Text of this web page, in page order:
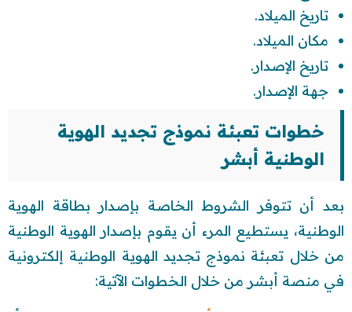
تاريخ الميلاد.
مكان الميلاد.
تاريخ الإصدار.
جهة الإصدار.
خطوات تعبئة نموذج تجديد الهوية
الوطنية أبشر
بعد أن تتوفر الشروط الخاصة بإصدار بطاقة الهوية
الوطنية، يستطيع المرء أن يقوم بإصدار الهوية الوطنية
من خلال تعبئة نموذج تجديد الهوية الوطنية إلكترونية
في منصة أبشر من خلال الخطوات الآتية: